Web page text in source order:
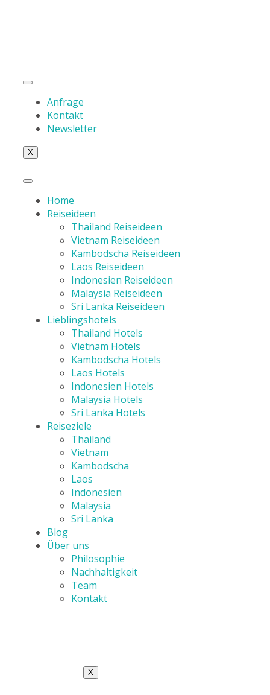
Anfrage
Kontakt
Newsletter
X
Home
Reiseideen
Thailand Reiseideen
Vietnam Reiseideen
Kambodscha Reiseideen
Laos Reiseideen
Indonesien Reiseideen
Malaysia Reiseideen
Sri Lanka Reiseideen
Lieblingshotels
Thailand Hotels
Vietnam Hotels
Kambodscha Hotels
Laos Hotels
Indonesien Hotels
Malaysia Hotels
Sri Lanka Hotels
Reiseziele
Thailand
Vietnam
Kambodscha
Laos
Indonesien
Malaysia
Sri Lanka
Blog
Über uns
Philosophie
Nachhaltigkeit
Team
Kontakt
X